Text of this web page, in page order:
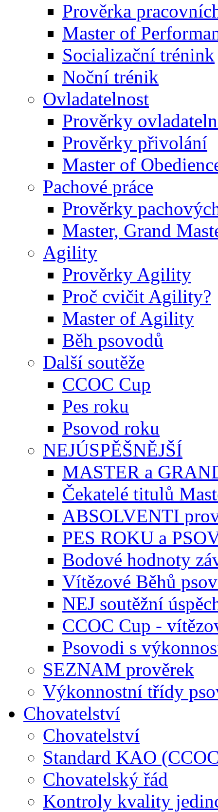
Prověrka
Master of
Socializační trénink
Noční trénik
Ovladatelnost
Prověrky
Prověrky přivolání
Master of
Pachové práce
Prověrky
Master, Grand
Agility
Prověrky Agility
Proč cvičit Agility?
Master of Agility
Běh psovodů
Další soutěže
CCOC Cup
Pes roku
Psovod roku
NEJÚSPĚŠNĚJŠÍ
MASTER a
Čekatelé titulů
ABSOLVENTI
PES ROKU a
Bodové hodnoty
Vítězové Běhů
NEJ soutěžní
CCOC Cup -
Psovodi s
SEZNAM prověrek
Výkonnostní třídy
Chovatelství
Chovatelství
Standard KAO
Chovatelský řád
Kontroly kvality